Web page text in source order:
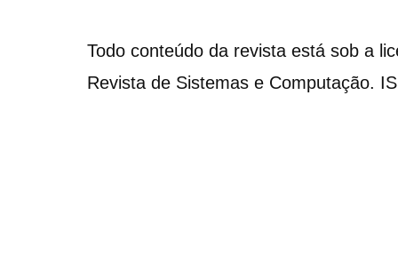
Todo conteúdo da revista está sob a
Revista de Sistemas e Computação.